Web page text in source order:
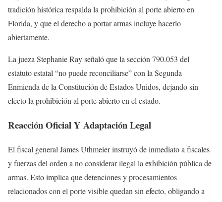
tradición histórica respalda la prohibición al porte abierto en
Florida, y que el derecho a portar armas incluye hacerlo
abiertamente.
La jueza Stephanie Ray señaló que la sección 790.053 del
estatuto estatal “no puede reconciliarse” con la Segunda
Enmienda de la Constitución de Estados Unidos, dejando sin
efecto la prohibición al porte abierto en el estado.
Reacción Oficial Y Adaptación Legal
El fiscal general James Uthmeier instruyó de inmediato a fiscales
y fuerzas del orden a no considerar ilegal la exhibición pública de
armas. Esto implica que detenciones y procesamientos
relacionados con el porte visible quedan sin efecto, obligando a